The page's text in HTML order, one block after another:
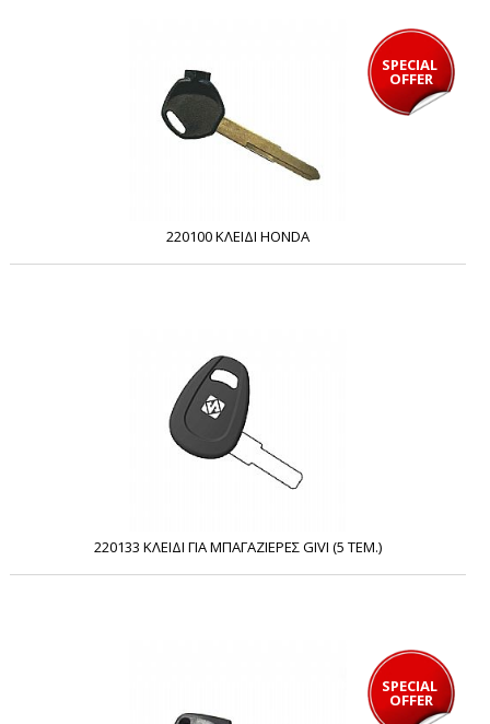
SPECIAL
OFFER
220100 ΚΛΕΙΔΙ HONDA
220133 ΚΛΕΙΔΙ ΓΙΑ ΜΠΑΓΑΖΙΕΡΕΣ GIVI (5 ΤΕΜ.)
SPECIAL
OFFER